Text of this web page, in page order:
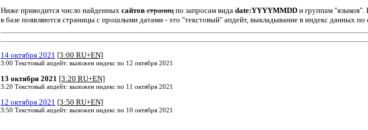
Ниже приводится число найденных сайтов страниц по запросам вида date:YYYYMMDD и группам "языков".
в базе появляются страницы с прошлыми датами - это "текстовый" апдейт, выкладывание в индекс данных по
14 октября 2021 [3:00 RU+EN]
3:00 Текстовый апдейт: выложен индекс по 12 октября 2021
13 октября 2021 [3:20 RU+EN]
3:20 Текстовый апдейт: выложен индекс по 11 октября 2021
12 октября 2021 [3:50 RU+EN]
3:50 Текстовый апдейт: выложен индекс по 10 октября 2021